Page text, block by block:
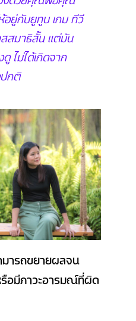
อยู่กับยูทูบ เกม ทีวี
สมาธิสั้น แต่มัน
ไม่ได้เกิดจาก
กติ
ารถขยายผลจน
รือมีภาวะอารมณ์ที่ผิด